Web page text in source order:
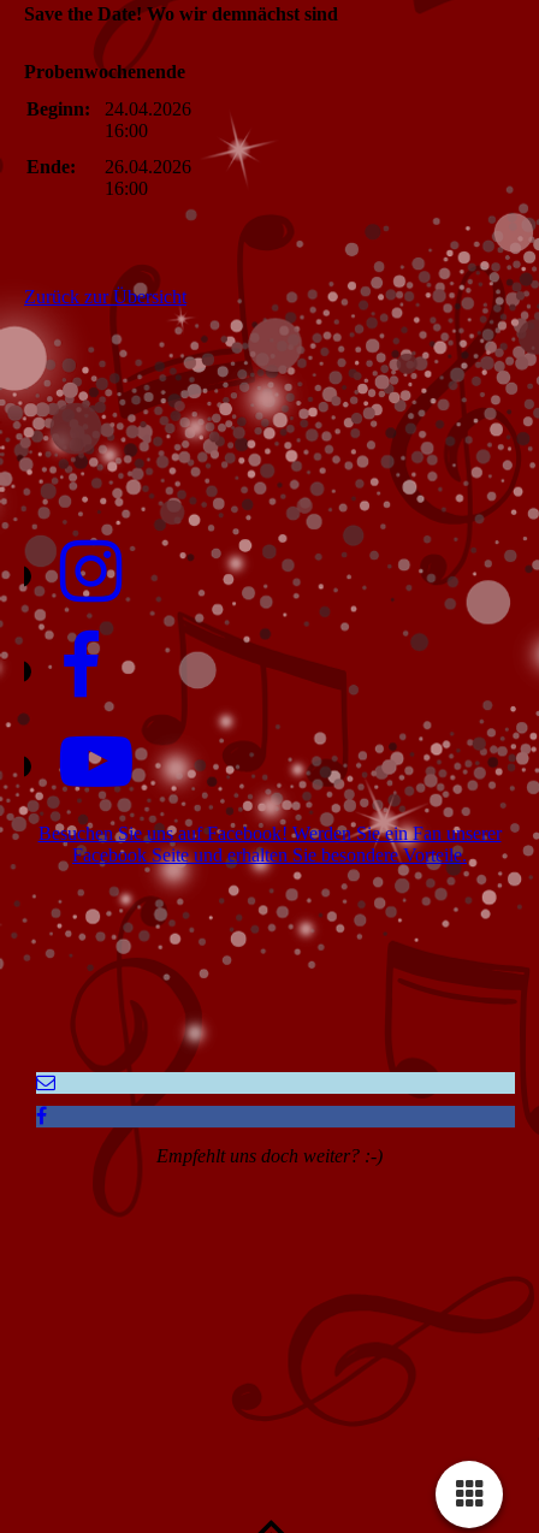
Save the Date! Wo wir demnächst sind
Probenwochenende
Beginn:
24.04.2026
16:00
Ende:
26.04.2026
16:00
Zurück zur Übersicht
Besuchen Sie uns auf Facebook! Werden Sie ein Fan unserer
Facebook Seite und erhalten Sie besondere Vorteile.
Empfehlt uns doch weiter? :-)